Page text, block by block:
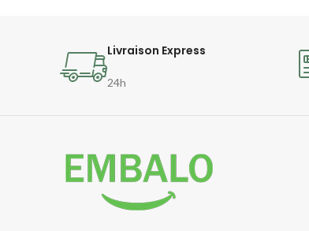
Livraison Express
24h